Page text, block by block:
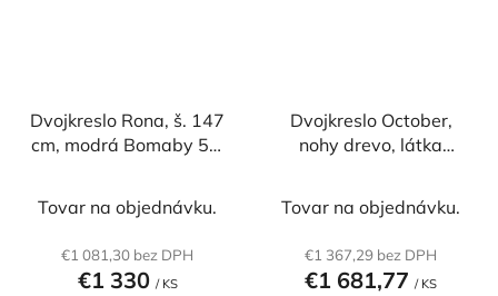
Dvojkreslo Rona, š. 147
cm, modrá Bomaby 57,
Tovar na objednávku.
€1 081,30 bez DPH
€1 330 / KS
Dvojkreslo October,
nohy drevo, látka
Tovar na objednávku.
€1 367,29 bez DPH
€1 681,77 / KS